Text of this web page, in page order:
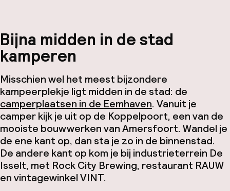
Bijna midden in de stad
kamperen
Misschien wel het meest bijzondere
kampeerplekje ligt midden in de stad: de
camperplaatsen in de Eemhaven. Vanuit je
camper kijk je uit op de Koppelpoort, een van de
mooiste bouwwerken van Amersfoort. Wandel je
de ene kant op, dan sta je zo in de binnenstad.
De andere kant op kom je bij industrieterrein De
Isselt, met Rock City Brewing, restaurant RAUW
en vintagewinkel VINT.